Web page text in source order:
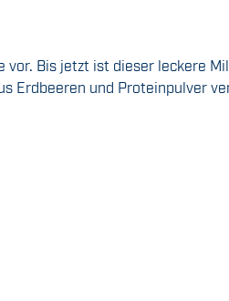
Bis jetzt ist dieser leckere
Erdbeeren und Proteinpulver